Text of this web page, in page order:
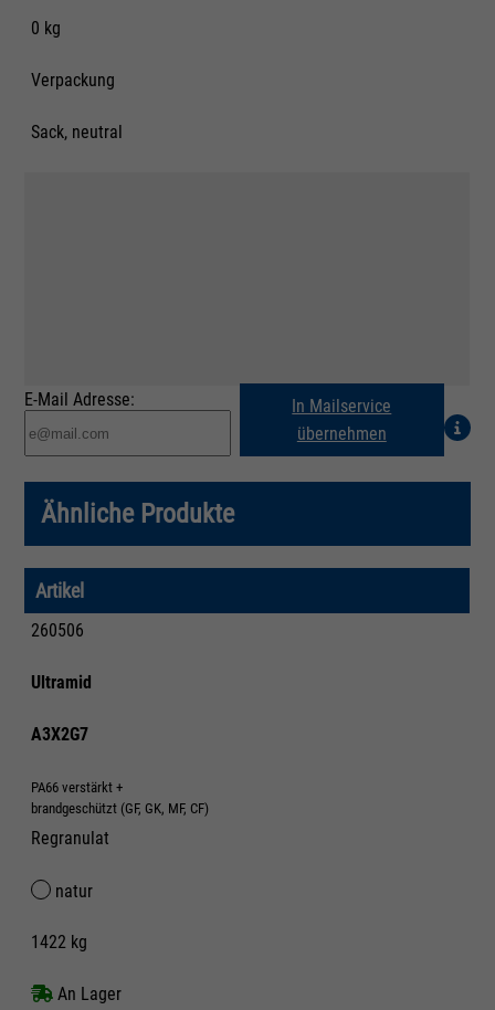
0 kg
Verpackung
Sack, neutral
E-Mail Adresse:
In Mailservice
übernehmen
Ähnliche Produkte
Artikel
260506
Ultramid
A3X2G7
PA66 verstärkt +
brandgeschützt (GF, GK, MF, CF)
Regranulat
natur
1422 kg
An Lager